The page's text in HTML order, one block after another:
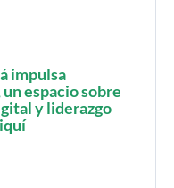
impulsa
un espacio sobre
y liderazgo